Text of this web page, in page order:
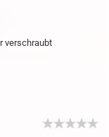
verschraubt